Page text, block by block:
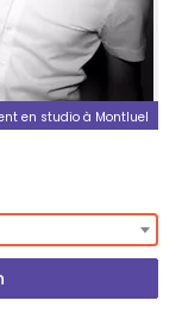
en studio à Montluel